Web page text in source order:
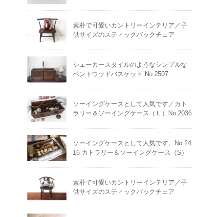
素朴で可愛いカントリーインテリア／子
供サイズのスティックバックチェア
シェーカースタイルのようなシンプルな
ベントウッドバスケット No.2507
ソーイングケースとして人気です／カト
ラリー＆ソーイングケース（Ｌ）No.2036
ソーイングケースとして人気です。No.24
16 カトラリー＆ソーイングケース（S）
素朴で可愛いカントリーインテリア／子
供サイズのスティックバックチェア